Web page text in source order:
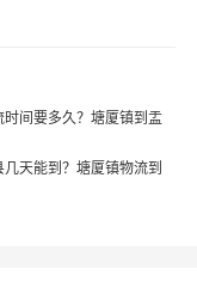
间要多久？ 塘厦镇到盂
天能到？ 塘厦镇物流到